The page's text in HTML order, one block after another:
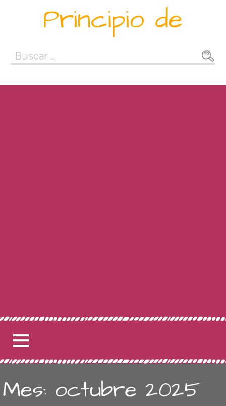
Principio de
Buscar:
Mes: octubre 2025